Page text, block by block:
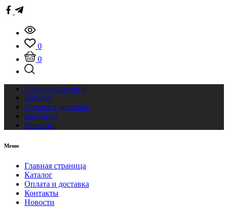
0
0
Главная страница
Каталог
Оплата и доставка
Контакты
Новости
Меню
Главная страница
Каталог
Оплата и доставка
Контакты
Новости